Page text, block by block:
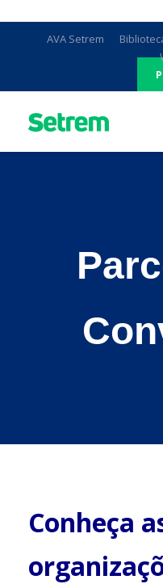
AVA Setrem
Conheça